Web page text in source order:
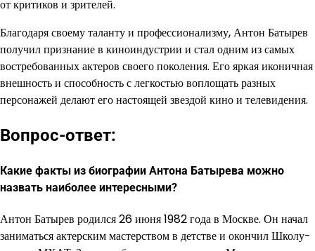
от критиков и зрителей.
Благодаря своему таланту и профессионализму, Антон Батырев
получил признание в киноиндустрии и стал одним из самых
востребованных актеров своего поколения. Его яркая иконичная
внешность и способность с легкостью воплощать разных
персонажей делают его настоящей звездой кино и телевидения.
Вопрос-ответ:
Какие факты из биографии Антона Батырева можно
назвать наиболее интересными?
Антон Батырев родился 26 июня 1982 года в Москве. Он начал
заниматься актерским мастерством в детстве и окончил Школу-